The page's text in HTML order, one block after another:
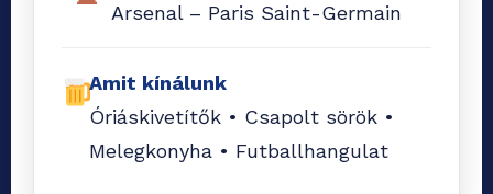
Arsenal – Paris Saint-Germain
Amit kínálunk
Óriáskivetítők • Csapolt sörök •
Melegkonyha • Futballhangulat